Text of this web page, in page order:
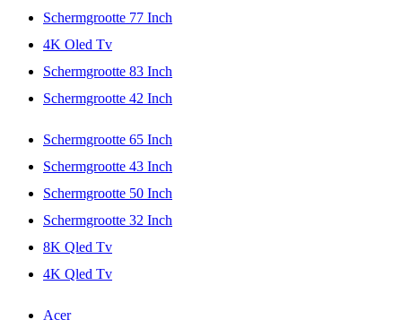
Schermgrootte 77 Inch
4K Oled Tv
Schermgrootte 83 Inch
Schermgrootte 42 Inch
Schermgrootte 65 Inch
Schermgrootte 43 Inch
Schermgrootte 50 Inch
Schermgrootte 32 Inch
8K Qled Tv
4K Qled Tv
Acer